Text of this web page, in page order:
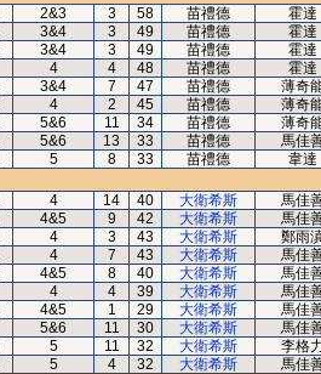
2&3 3 58 苗禮德 霍達
3&4 3 49 苗禮德 霍達
3&4 3 49 苗禮德 霍達
4 4 48 苗禮德 霍達
3&4 7 47 苗禮德 薄奇
4 2 45 苗禮德 薄奇
5&6 11 34 苗禮德 薄奇
5&6 13 33 苗禮德 馬佳
5 8 33 苗禮德 韋達
4 14 40 大衛希斯 馬佳
4&5 9 42 大衛希斯 馬佳
4 3 43 大衛希斯 鄭雨
4 7 43 大衛希斯 馬佳
4&5 8 40 大衛希斯 馬佳
4 4 39 大衛希斯 馬佳
4&5 1 29 大衛希斯 馬佳
5&6 11 30 大衛希斯 馬佳
5 11 32 大衛希斯 李格
5 4 32 大衛希斯 馬佳